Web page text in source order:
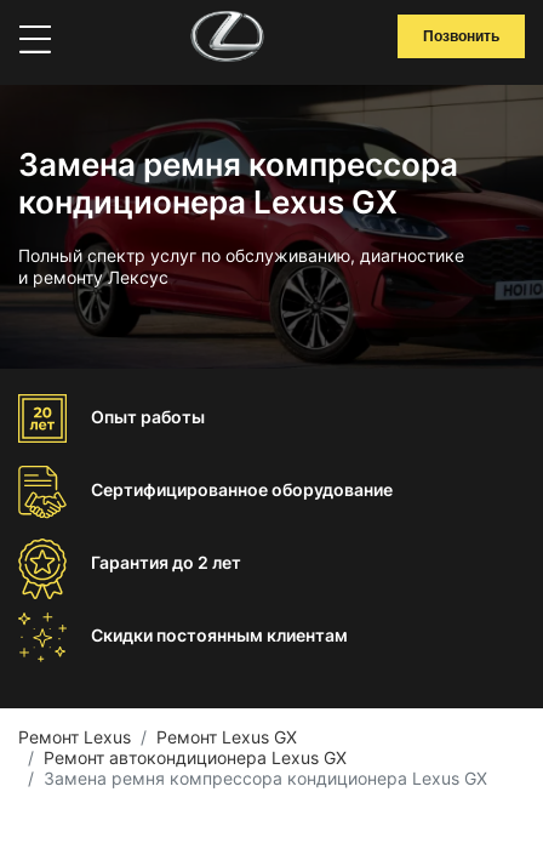
Позвонить
Замена ремня компрессора
кондиционера Lexus GX
Полный спектр услуг по обслуживанию, диагностике
и ремонту Лексус
Опыт работы
Сертифицированноеоборудование
Гарантиядо 2 лет
Скидки постоянным клиентам
Ремонт Lexus
Ремонт Lexus GX
Ремонт автокондиционера Lexus GX
Замена ремня компрессора кондиционера Lexus GX